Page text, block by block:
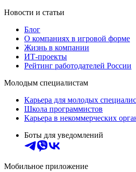
Новости и статьи
Блог
О компаниях в игровой форме
Жизнь в компании
ИТ-проекты
Рейтинг работодателей России
Молодым специалистам
Карьера для молодых
Школа программистов
Карьера в некоммерческих
Боты для уведомлений
Мобильное приложение